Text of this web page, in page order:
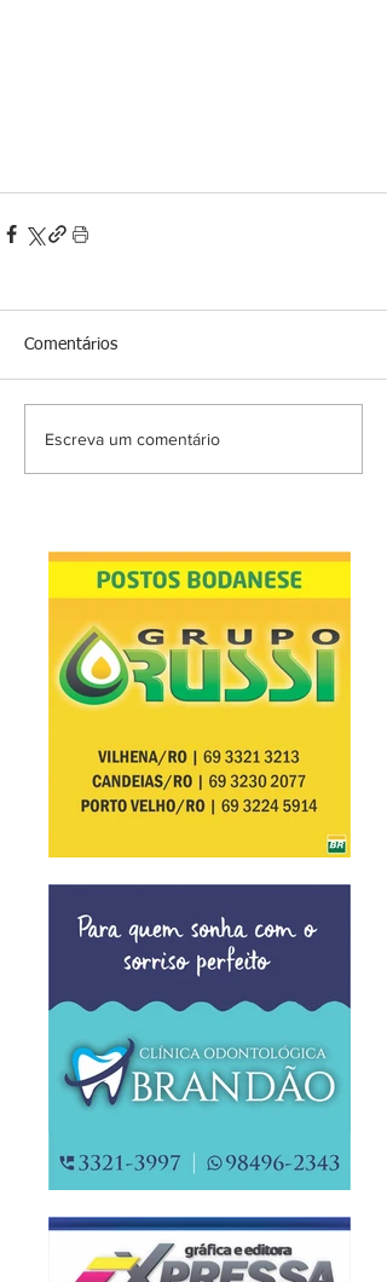
Comentários
Escreva um comentário